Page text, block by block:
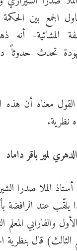
الجمع بين
المشائية-
تحدث حدوثاً
معناه أن هذه
نظرية.
لمير باقر داماد
الملا صدرا
يلقّب عند الرافضة
والفارابي المعلم
الثالث) قال